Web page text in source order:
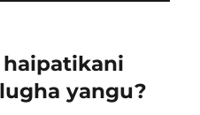
yangu?